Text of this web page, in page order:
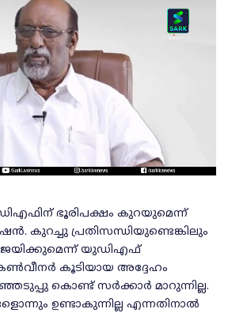
ഭൂരിപക്ഷം കുറയുമെന്ന്
കുറച്ചു പ്രതിസന്ധിയുണ്ടെങ്കിലും
യുഡിഎഫ്
കൂടിയായ അദ്ദേഹം
കൊണ്ട് സര്‍ക്കാര്‍ മാറുന്നില്ല.
ഉണ്ടാകുന്നില്ല എന്നതിനാല്‍